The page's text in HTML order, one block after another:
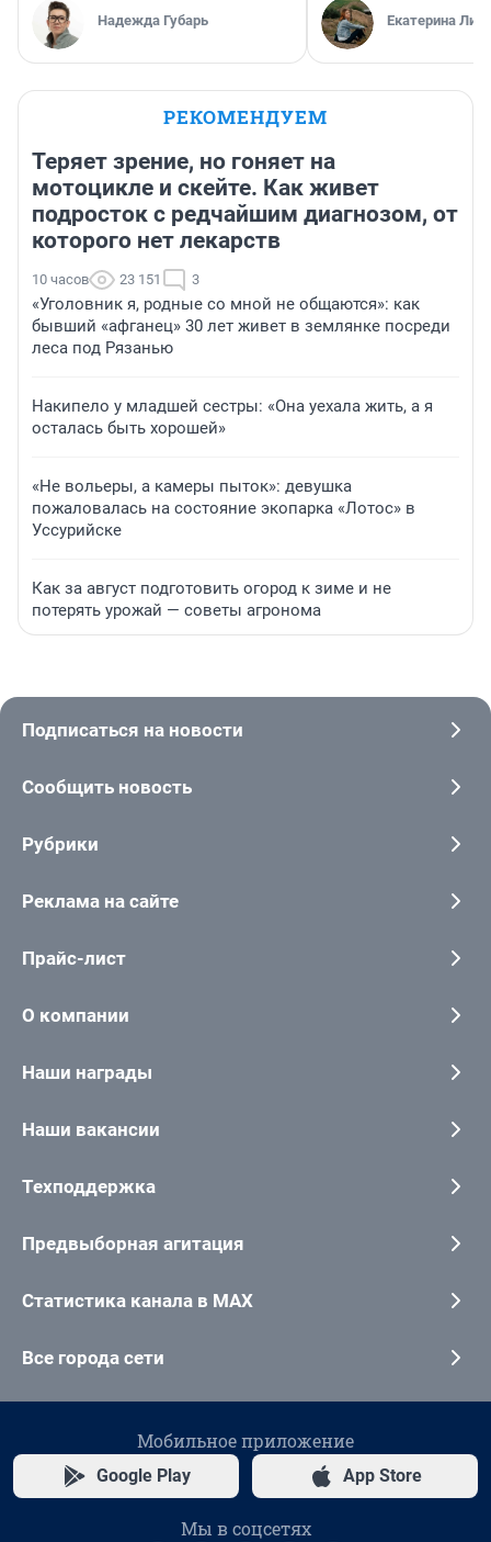
Надежда Губарь Екатерина
РЕКОМЕНДУЕМ
Теряет зрение, но гоняет на
мотоцикле и скейте. Как живет
подросток с редчайшим диагнозом, от
которого нет лекарств
10 часов 23 151 3
«Уголовник я, родные со мной не общаются»: как
бывший «афганец» 30 лет живет в землянке посреди
леса под Рязанью
Накипело у младшей сестры: «Она уехала жить, а я
осталась быть хорошей»
«Не вольеры, а камеры пыток»: девушка
пожаловалась на состояние экопарка «Лотос» в
Уссурийске
Как за август подготовить огород к зиме и не
потерять урожай — советы агронома
Подписаться на новости
Сообщить новость
Рубрики
Реклама на сайте
Прайс-лист
О компании
Наши награды
Наши вакансии
Техподдержка
Предвыборная агитация
Статистика канала в MAX
Все города сети
Мобильное приложение
Google Play App Store
Мы в соцсетях